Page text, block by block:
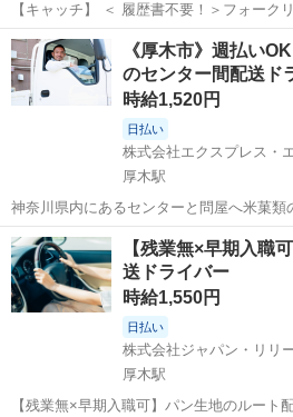
【キャッチ】 ＜ 履歴書不要！＞フォーク
前払いあり】高時給1630～2037円！未経験OK！ 【コメント
験からお仕事にチャレンジしたい方 ＊経験を活かしてさらにスキルア
ップしたい方 ...
神奈川 厚木市 ドライバー
《厚木市》週払い
のセンター間配送
時給1,520円
日払い
株式会社エクスプレス・
厚木駅
神奈川県内にあるセンターと問屋へ米菓類
件程）を配送します。★ ▼△ 日収例 △▼ 9,120円～12,100円
神奈川 厚木市 厚木駅 ドライバー
【残業無×早期入職
送ドライバー
時給1,550円
日払い
厚木駅
【残業無×早期入職可】パン生地のルート